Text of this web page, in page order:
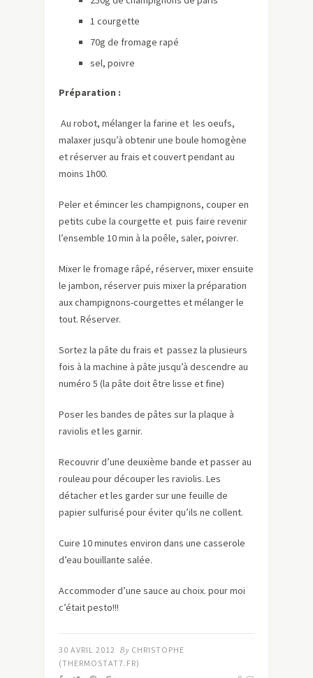
1 courgette
70g de fromage rapé
sel, poivre
Préparation :
Au robot, mélanger la farine et les oeufs,
malaxer jusqu’à obtenir une boule homogène
et réserver au frais et couvert pendant au
moins 1h00.
Peler et émincer les champignons, couper en
petits cube la courgette et puis faire revenir
l’ensemble 10 min à la poêle, saler, poivrer.
Mixer le fromage râpé, réserver, mixer ensuite
le jambon, réserver puis mixer la préparation
aux champignons-courgettes et mélanger le
tout. Réserver.
Sortez la pâte du frais et passez la plusieurs
fois à la machine à pâte jusqu’à descendre au
numéro 5 (la pâte doit être lisse et fine)
Poser les bandes de pâtes sur la plaque à
raviolis et les garnir.
Recouvrir d’une deuxième bande et passer au
rouleau pour découper les raviolis. Les
détacher et les garder sur une feuille de
papier sulfurisé pour éviter qu’ils ne collent.
Cuire 10 minutes environ dans une casserole
d’eau bouillante salée.
Accommoder d’une sauce au choix. pour moi
c’était pesto!!!
30 AVRIL 2012 By CHRISTOPHE
(THERMOSTAT7.FR)